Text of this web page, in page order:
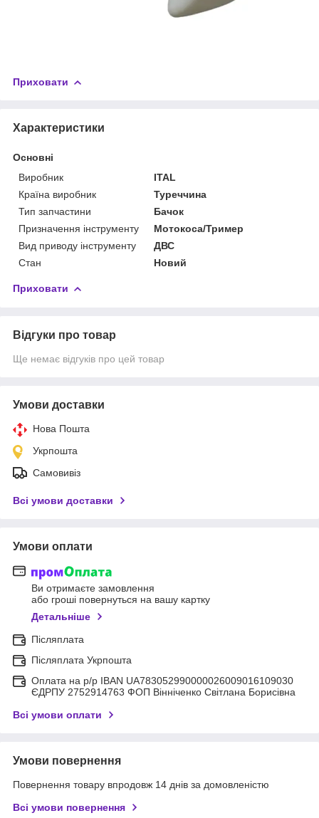
Приховати
Характеристики
Основні
Виробник
ITAL
Країна виробник
Туреччина
Тип запчастини
Бачок
Призначення інструменту
Мотокоса/Тример
Вид приводу інструменту
ДВС
Стан
Новий
Приховати
Відгуки про товар
Ще немає відгуків про цей товар
Умови доставки
Нова Пошта
Укрпошта
Самовивіз
Всі умови доставки
Умови оплати
Ви отримаєте замовлення
або гроші повернуться на вашу картку
Детальніше
Післяплата
Післяплата Укрпошта
Оплата на р/р IBAN UA783052990000026009016109030
ЄДРПУ 2752914763 ФОП Вінніченко Світлана Борисівна
Всі умови оплати
Умови повернення
Повернення товару впродовж 14 днів за домовленістю
Всі умови повернення